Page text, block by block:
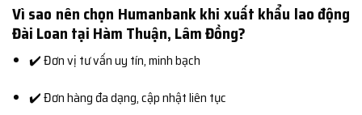
Vì sao nên chọn Humanbank khi xuất khẩu lao động
Đài Loan tại Hàm Thuận, Lâm Đồng?
✔️ Đơn vị tư vấn uy tín, minh bạch
✔️ Đơn hàng đa dạng, cập nhật liên tục